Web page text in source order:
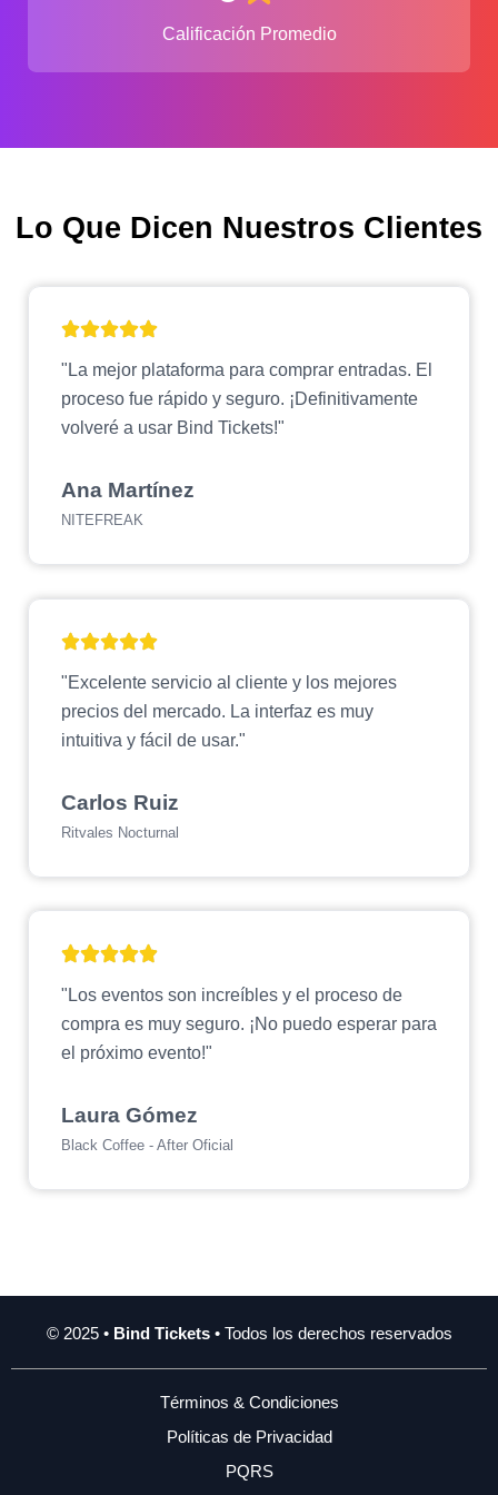
Calificación Promedio
Lo Que Dicen Nuestros Clientes
"La mejor plataforma para comprar entradas. El
proceso fue rápido y seguro. ¡Definitivamente
volveré a usar Bind Tickets!"
Ana Martínez
NITEFREAK
"Excelente servicio al cliente y los mejores
precios del mercado. La interfaz es muy
intuitiva y fácil de usar."
Carlos Ruiz
Ritvales Nocturnal
"Los eventos son increíbles y el proceso de
compra es muy seguro. ¡No puedo esperar para
el próximo evento!"
Laura Gómez
Black Coffee - After Oficial
© 2025 • Bind Tickets• Todos los derechos reservados
Términos & Condiciones
Políticas de Privacidad
PQRS